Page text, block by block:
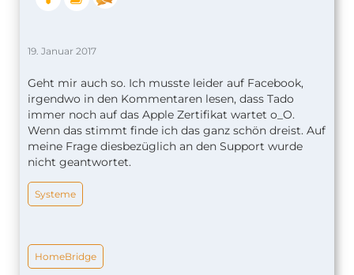
19. Januar 2017
Geht mir auch so. Ich musste leider auf Facebook,
irgendwo in den Kommentaren lesen, dass Tado
immer noch auf das Apple Zertifikat wartet o_O.
Wenn das stimmt finde ich das ganz schön dreist. Auf
meine Frage diesbezüglich an den Support wurde
nicht geantwortet.
Systeme
HomeBridge